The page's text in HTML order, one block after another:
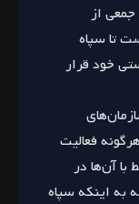
جمعی از
تا سپاه
خود قرار
فعالیت
با آن‌ها در
به اینکه سپاه